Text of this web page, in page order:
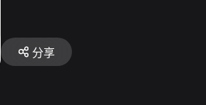
分享